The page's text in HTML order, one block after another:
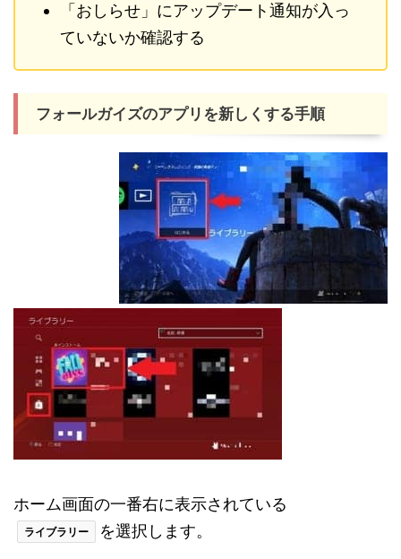
「おしらせ」にアップデート通知が入っ
ていないか確認する
フォールガイズのアプリを新しくする手順
ホーム画面の一番右に表示されている
ライブラリー を選択します。